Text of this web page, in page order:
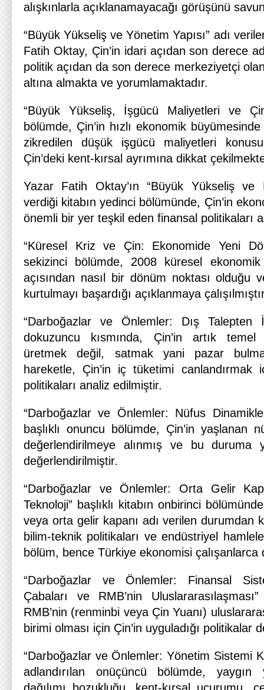
alışkınlarla açıklanamayacağı görüşünü
“Büyük Yükseliş ve Yönetim Yapısı” adı
Fatih Oktay, Çin’in idari açıdan son derece
politik açıdan da son derece merkeziyetçi
altına almakta ve yorumlamaktadır.
“Büyük Yükseliş, İşgücü Maliyetleri ve
bölümde, Çin’in hızlı ekonomik
zikredilen düşük işgücü maliyetleri
Çin’deki kent-kırsal ayrımına dikkat
Yazar Fatih Oktay’ın “Büyük Yükseliş ve
verdiği kitabın yedinci bölümünde, Çin’in
önemli bir yer teşkil eden finansal politikaları
“Küresel Kriz ve Çin: Ekonomide Yeni
sekizinci bölümde, 2008 küresel
açısından nasıl bir dönüm noktası olduğu
kurtulmayı başardığı açıklanmaya
“Darboğazlar ve Önlemler: Dış Talepten
dokuzuncu kısmında, Çin’in artık
üretmek değil, satmak yani pazar
hareketle, Çin’in iç tüketimi canlandırmak
politikaları analiz edilmiştir.
“Darboğazlar ve Önlemler: Nüfus
başlıklı onuncu bölümde, Çin’in yaşlanan
değerlendirilmeye alınmış ve bu duruma
değerlendirilmiştir.
“Darboğazlar ve Önlemler: Orta Gelir
Teknoloji” başlıklı kitabın onbirinci
veya orta gelir kapanı adı verilen durumdan
bilim-teknik politikaları ve endüstriyel
bölüm, bence Türkiye ekonomisi çalışanlarca
“Darboğazlar ve Önlemler: Finansal
Çabaları ve RMB’nin
RMB’nin (renminbi veya Çin Yuanı)
birimi olması için Çin’in uyguladığı politikalar
“Darboğazlar ve Önlemler: Yönetim Sistemi
adlandırılan onüçüncü bölümde,